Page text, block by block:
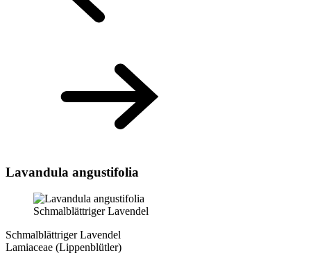
Lavandula angustifolia
Schmalblättriger Lavendel
Schmalblättriger Lavendel
Lamiaceae (Lippenblütler)